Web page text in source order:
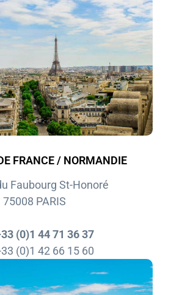
FRANCE / NORMANDIE
Faubourg St-Honoré
75008 PARIS
(0)1 44 71 36 37
(0)1 42 66 15 60